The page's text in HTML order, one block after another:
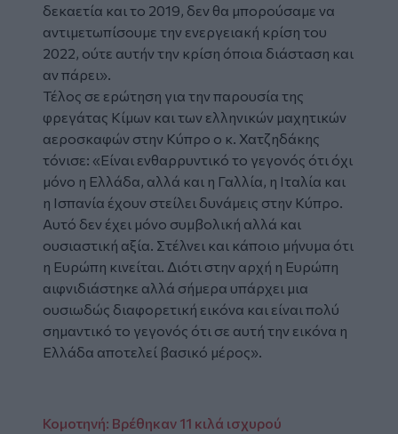
δεκαετία και το 2019, δεν θα μπορούσαμε να
αντιμετωπίσουμε την ενεργειακή κρίση του
2022, ούτε αυτήν την κρίση όποια διάσταση και
αν πάρει».
Τέλος σε ερώτηση για την παρουσία της
φρεγάτας Κίμων και των ελληνικών μαχητικών
αεροσκαφών στην Κύπρο ο κ. Χατζηδάκης
τόνισε: «Είναι ενθαρρυντικό το γεγονός ότι όχι
μόνο η Ελλάδα, αλλά και η Γαλλία, η Ιταλία και
η Ισπανία έχουν στείλει δυνάμεις στην Κύπρο.
Αυτό δεν έχει μόνο συμβολική αλλά και
ουσιαστική αξία. Στέλνει και κάποιο μήνυμα ότι
η Ευρώπη κινείται. Διότι στην αρχή η Ευρώπη
αιφνιδιάστηκε αλλά σήμερα υπάρχει μια
ουσιωδώς διαφορετική εικόνα και είναι πολύ
σημαντικό το γεγονός ότι σε αυτή την εικόνα η
Ελλάδα αποτελεί βασικό μέρος».
Κομοτηνή: Βρέθηκαν 11 κιλά ισχυρού